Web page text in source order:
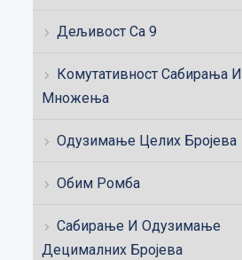
Дељивост Са 9
Комутативност Сабирања И
Множења
Одузимање Целих Бројева
Обим Ромба
Сабирање И Одузимање
Децималних Бројева